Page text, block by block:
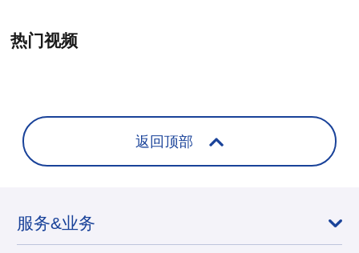
热门视频
返回顶部
服务&业务